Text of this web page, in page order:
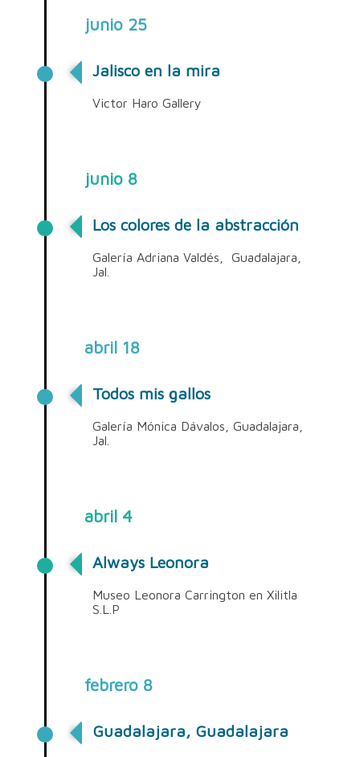
junio 25
Jalisco en la mira
Victor Haro Gallery
junio 8
Los colores de la abstracción
Galería Adriana Valdés, Guadalajara,
Jal.
abril 18
Todos mis gallos
Galería Mónica Dávalos, Guadalajara,
Jal.
abril 4
Always Leonora
Museo Leonora Carrington en Xilitla
S.L.P
febrero 8
Guadalajara, Guadalajara